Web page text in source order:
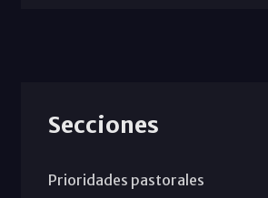
Secciones
Prioridades pastorales